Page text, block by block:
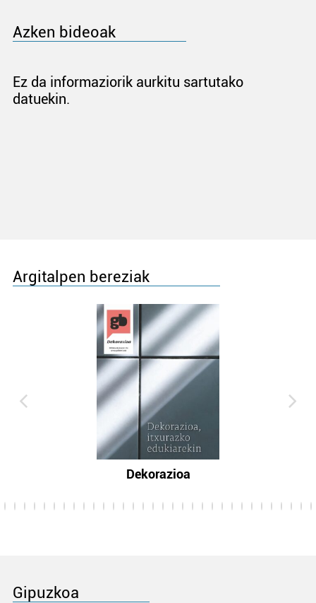
Azken bideoak
Ez da informaziorik aurkitu sartutako
datuekin.
Argitalpen bereziak
Dekorazioa
Gipuzkoa